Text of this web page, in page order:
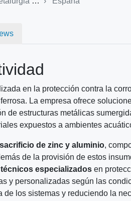
en la protección contra la
La empresa ofrece
de estructuras metálicas
expuestos a ambientes
de zinc y aluminio,
de la provisión de estos
especializados en
y personalizadas según las
los sistemas y reduciendo la